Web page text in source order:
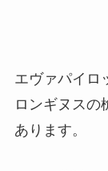
エヴァパイロ
ロンギヌスの
あります。